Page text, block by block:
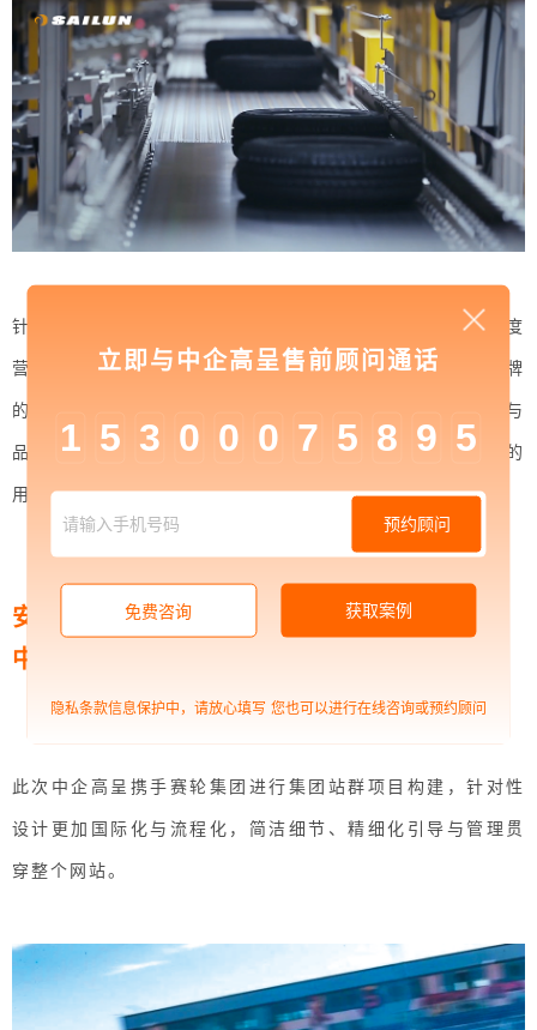
针对品牌主打产品从大视觉、语言内容、交互设计等多角度
营造出产品亮点及品牌的生动形象，从而达到消费者对品牌
的认同。结合到品牌本身的特点，着重突出品牌文化输出与
品牌理念沉淀，帮助用户更好的理解品牌内容，针对不同的
用户体验，将用户价值最大化。
安全与自由并行
中企高呈助力拓展国际品牌市场
此次中企高呈携手赛轮集团进行集团站群项目构建，针对性
设计更加国际化与流程化，简洁细节、精细化引导与管理贯
穿整个网站。
立即与中企高呈售前顾问通话
1 5 3 0 0 0 7 5 8 9 5
预约顾问
免费咨询 获取案例
隐私条款信息保护中，请放心填写 您也可以进行在线咨询或预约顾问